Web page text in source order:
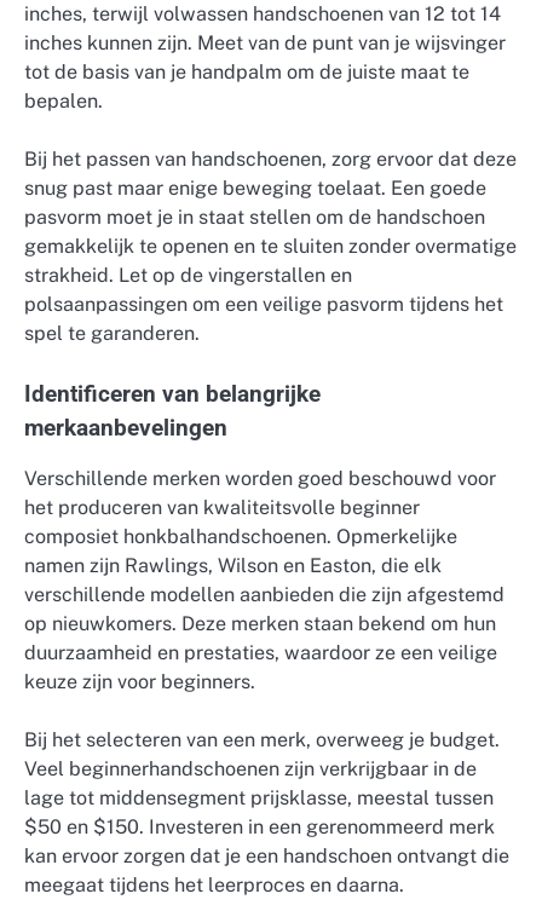
inches, terwijl volwassen handschoenen van 12 tot 14
inches kunnen zijn. Meet van de punt van je wijsvinger
tot de basis van je handpalm om de juiste maat te
bepalen.
Bij het passen van handschoenen, zorg ervoor dat deze
snug past maar enige beweging toelaat. Een goede
pasvorm moet je in staat stellen om de handschoen
gemakkelijk te openen en te sluiten zonder overmatige
strakheid. Let op de vingerstallen en
polsaanpassingen om een veilige pasvorm tijdens het
spel te garanderen.
Identificeren van belangrijke
merkaanbevelingen
Verschillende merken worden goed beschouwd voor
het produceren van kwaliteitsvolle beginner
composiet honkbalhandschoenen. Opmerkelijke
namen zijn Rawlings, Wilson en Easton, die elk
verschillende modellen aanbieden die zijn afgestemd
op nieuwkomers. Deze merken staan bekend om hun
duurzaamheid en prestaties, waardoor ze een veilige
keuze zijn voor beginners.
Bij het selecteren van een merk, overweeg je budget.
Veel beginnerhandschoenen zijn verkrijgbaar in de
lage tot middensegment prijsklasse, meestal tussen
$50 en $150. Investeren in een gerenommeerd merk
kan ervoor zorgen dat je een handschoen ontvangt die
meegaat tijdens het leerproces en daarna.